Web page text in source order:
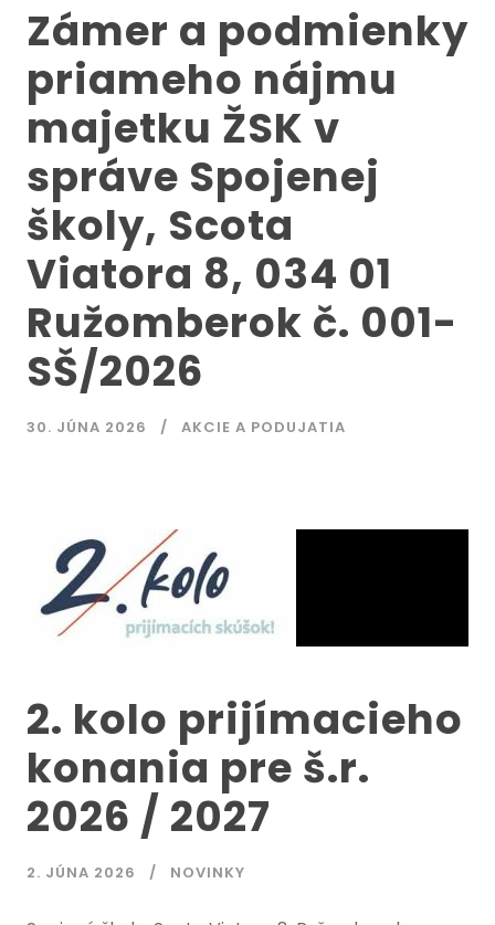
Zámer a podmienky
priameho nájmu
majetku ŽSK v
správe Spojenej
školy, Scota
Viatora 8, 034 01
Ružomberok č. 001-
SŠ/2026
30. JÚNA 2026 AKCIE A PODUJATIA
2. kolo prijímacieho
konania pre š.r.
2026 / 2027
2. JÚNA 2026 NOVINKY